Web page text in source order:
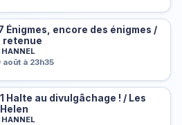
Énigmes, encore des énigmes /
retenue
à 23h35
Halte au divulgâchage ! / Les